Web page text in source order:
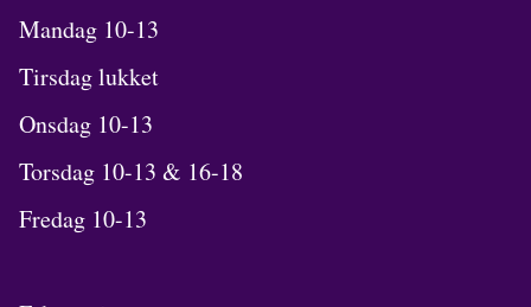
Mandag 10-13
Tirsdag lukket
Onsdag 10-13
Torsdag 10-13 & 16-18
Fredag 10-13